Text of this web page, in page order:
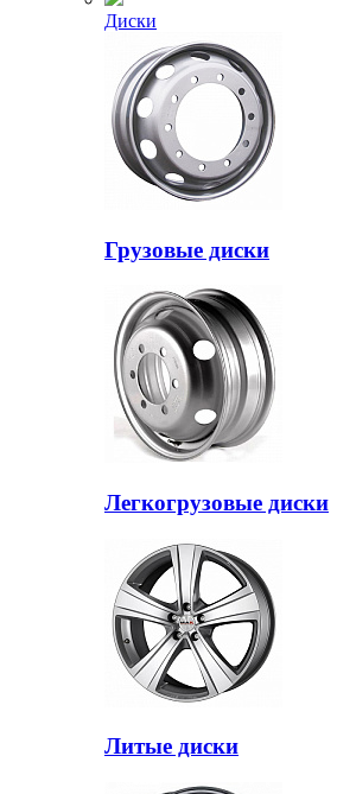
Диски
Грузовые диски
Легкогрузовые диски
Литые диски